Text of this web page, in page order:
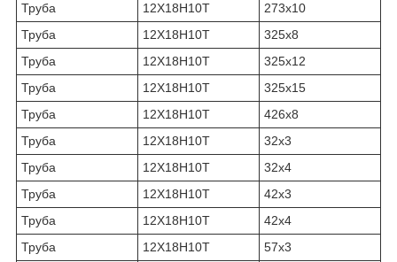
Труба
12Х18Н10Т
273х10
Труба
12Х18Н10Т
325х8
Труба
12Х18Н10Т
325х12
Труба
12Х18Н10Т
325х15
Труба
12Х18Н10Т
426х8
Труба
12Х18Н10Т
32х3
Труба
12Х18Н10Т
32х4
Труба
12Х18Н10Т
42х3
Труба
12Х18Н10Т
42х4
Труба
12Х18Н10Т
57х3